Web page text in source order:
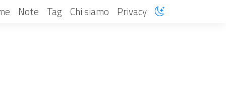
Note Tag Chi siamo Privacy